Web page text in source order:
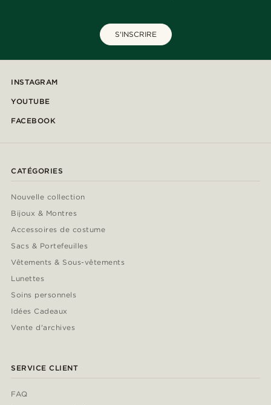
S'INSCRIRE
INSTAGRAM
YOUTUBE
FACEBOOK
CATÉGORIES
Nouvelle collection
Bijoux & Montres
Accessoires de costume
Sacs & Portefeuilles
Vêtements & Sous-vêtements
Lunettes
Soins personnels
Idées Cadeaux
Vente d'archives
SERVICE CLIENT
FAQ